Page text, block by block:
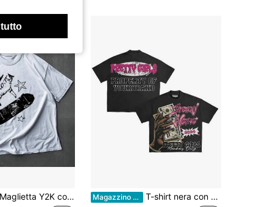
Maglietta Y2K con gatto skateboard, estetica anni '90, vintage, maglietta Y2K con gattino, maglietta con gatto in stile rockstar, estetica rockstar, maglietta grunge retrò, Magazzino EU T-shirt nera con scritta "PRETTY GIRLS" e grafica con denaro, stile femminile da strada, stampa personalizzata su entrambi i lati in puro cotone.